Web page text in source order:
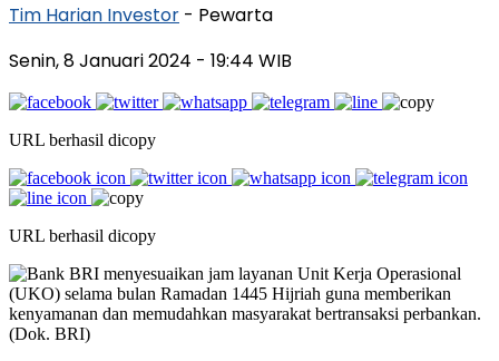
Tim Harian Investor - Pewarta
Senin, 8 Januari 2024 - 19:44 WIB
URL berhasil dicopy
URL berhasil dicopy